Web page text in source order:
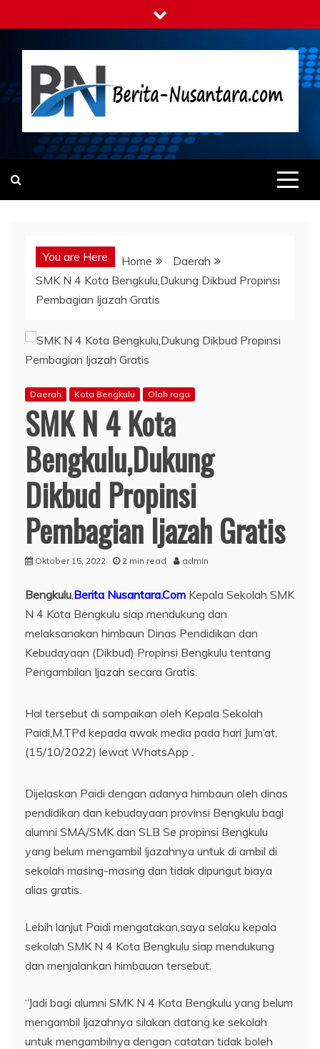
to
content
Berita-nusantara.com
Kabar Nusantara Terpercaya
You are Here Home
Daerah
SMK N 4 Kota Bengkulu,Dukung Dikbud Propinsi
Pembagian Ijazah Gratis
Daerah Kota Bengkulu Olah raga
SMK N 4 Kota
Bengkulu,Dukung
Dikbud Propinsi
Pembagian Ijazah Gratis
Oktober 15, 2022 2 min read admin
Bengkulu,Berita Nusantara.Com Kepala Sekolah SMK
N 4 Kota Bengkulu siap mendukung dan
melaksanakan himbaun Dinas Pendidikan dan
Kebudayaan (Dikbud) Propinsi Bengkulu tentang
Pengambilan Ijazah secara Gratis.
Hal tersebut di sampaikan oleh Kepala Sekolah
Paidi,M.TPd kepada awak media pada hari Jum’at,
(15/10/2022) lewat WhatsApp .
Dijelaskan Paidi dengan adanya himbaun oleh dinas
pendidikan dan kebudayaan provinsi Bengkulu bagi
alumni SMA/SMK dan SLB Se propinsi Bengkulu
yang belum mengambil Ijazahnya untuk di ambil di
sekolah masing-masing dan tidak dipungut biaya
alias gratis.
Lebih lanjut Paidi mengatakan,saya selaku kepala
sekolah SMK N 4 Kota Bengkulu siap mendukung
dan menjalankan himbauan tersebut.
“Jadi bagi alumni SMK N 4 Kota Bengkulu yang belum
mengambil Ijazahnya silakan datang ke sekolah
untuk mengambilnya dengan catatan tidak boleh